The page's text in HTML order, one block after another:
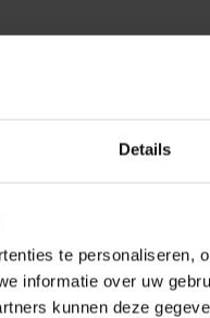
Details
te personaliseren,
informatie over uw
kunnen deze